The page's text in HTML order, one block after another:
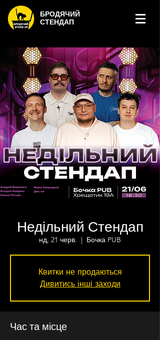
БРОДЯЧИЙ
СТЕНДАП
Недільний Стендап
нд, 21 черв.
  |
Бочка PUB
Квитки не продаються
Дивитись інші заходи
Час та місце